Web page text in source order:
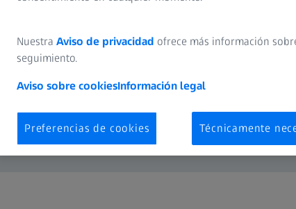
Nuestra Aviso de privacidad ofrece más información
seguimiento.
Aviso sobre cookiesInformación legal
Preferencias de cookies Técnicamente